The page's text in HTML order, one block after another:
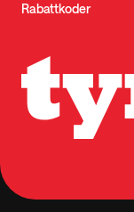
Rabattkoder